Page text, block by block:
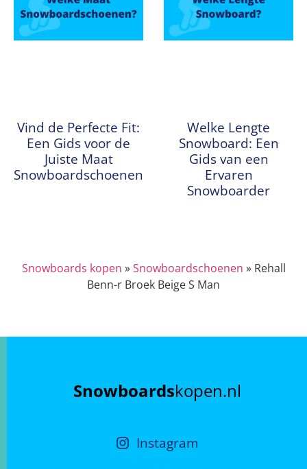
Vind de Perfecte Fit:
Een Gids voor de
Juiste Maat
Snowboardschoenen
Welke Lengte
Snowboard: Een
Gids van een
Ervaren
Snowboarder
Snowboards kopen »Snowboardschoenen » Rehall
Benn-r Broek Beige S Man
Snowboardskopen.nl
Instagram